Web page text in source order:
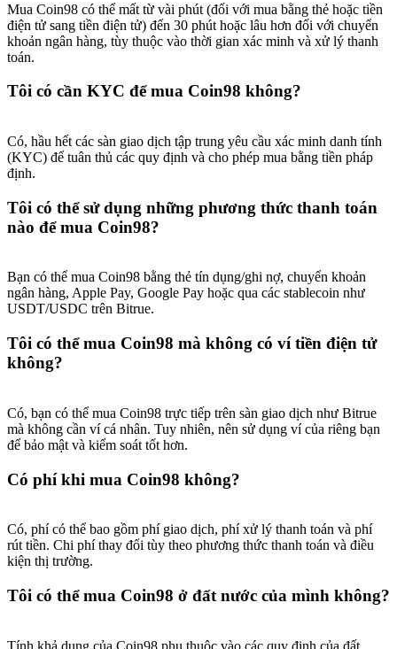
Mua Coin98 có thể mất từ vài phút (đối với mua bằng thẻ hoặc tiền
điện tử sang tiền điện tử) đến 30 phút hoặc lâu hơn đối với chuyển
khoản ngân hàng, tùy thuộc vào thời gian xác minh và xử lý thanh
toán.
Tôi có cần KYC để mua Coin98 không?
Có, hầu hết các sàn giao dịch tập trung yêu cầu xác minh danh tính
(KYC) để tuân thủ các quy định và cho phép mua bằng tiền pháp
định.
Tôi có thể sử dụng những phương thức thanh toán
nào để mua Coin98?
Bạn có thể mua Coin98 bằng thẻ tín dụng/ghi nợ, chuyển khoản
ngân hàng, Apple Pay, Google Pay hoặc qua các stablecoin như
USDT/USDC trên Bitrue.
Tôi có thể mua Coin98 mà không có ví tiền điện tử
không?
Có, bạn có thể mua Coin98 trực tiếp trên sàn giao dịch như Bitrue
mà không cần ví cá nhân. Tuy nhiên, nên sử dụng ví của riêng bạn
để bảo mật và kiểm soát tốt hơn.
Có phí khi mua Coin98 không?
Có, phí có thể bao gồm phí giao dịch, phí xử lý thanh toán và phí
rút tiền. Chi phí thay đổi tùy theo phương thức thanh toán và điều
kiện thị trường.
Tôi có thể mua Coin98 ở đất nước của mình không?
Tính khả dụng của Coin98 phụ thuộc vào các quy định của đất